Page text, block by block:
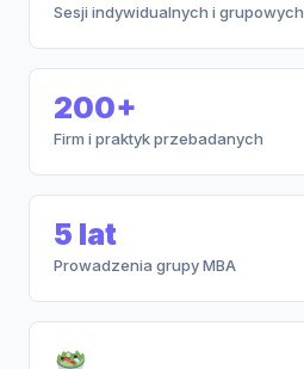
Sesji indywidualnych i grupowych
200+
Firm i praktyk przebadanych
5 lat
Prowadzenia grupy MBA